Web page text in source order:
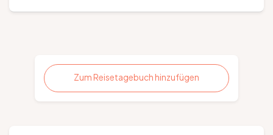
Zum Reisetagebuch hinzufügen